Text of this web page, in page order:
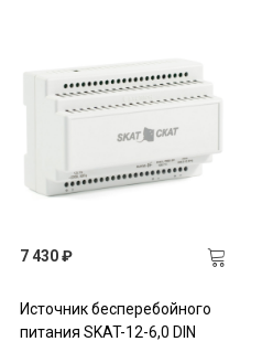
7 430 ₽
Источник бесперебойного
питания SKAT-12-6,0 DIN